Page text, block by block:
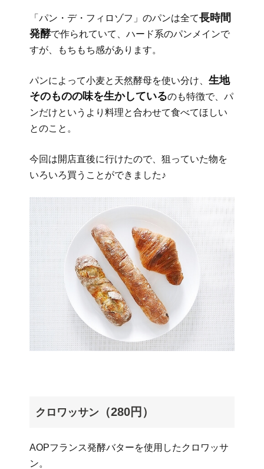
「パン・デ・フィロゾフ」のパンは全て長時間
発酵で作られていて、ハード系のパンメインで
すが、もちもち感があります。
パンによって小麦と天然酵母を使い分け、 生地
そのものの味を生かしているのも特徴で、パ
ンだけというより料理と合わせて食べてほしい
とのこと。
今回は開店直後に行けたので、狙っていた物を
いろいろ買うことができました♪
クロワッサン （280円）
AOPフランス発酵バターを使用したクロワッサ
ン。